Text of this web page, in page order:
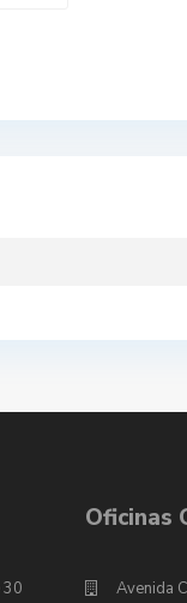
30
Oficinas
Avenida